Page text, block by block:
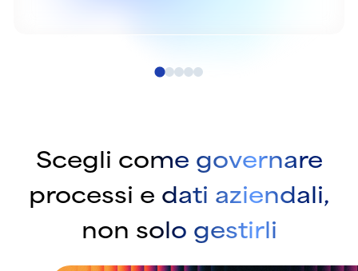
Scegli come governare
processi e dati aziendali,
non solo gestirli